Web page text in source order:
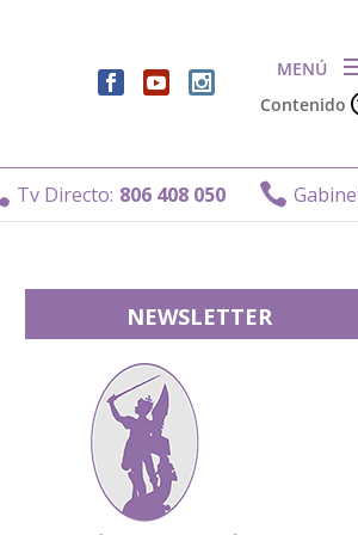
Contenido
806 408 050  Gabinete
NEWSLETTER